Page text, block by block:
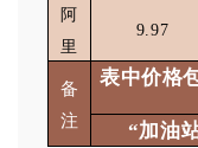
阿
里
9.97
备
注
表中价格
“加油